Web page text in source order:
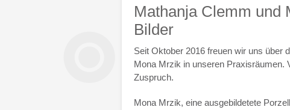
Mathanja Clemm und
Bilder
Seit Oktober 2016 freuen wir uns über
Mona Mrzik in unseren Praxisräumen.
Zuspruch.
Mona Mrzik, eine ausgebildetete